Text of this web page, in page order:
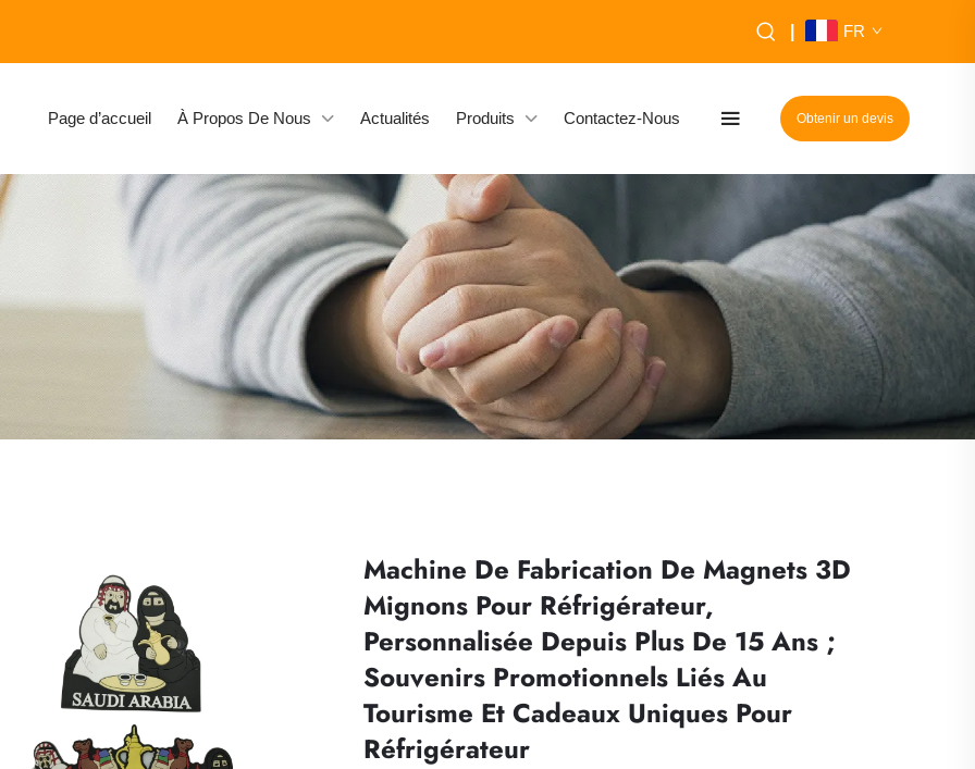
FR
Page d’accueil À Propos De Nous Actualités Produits Contactez-Nous Obtenir un devis
Machine De Fabrication De Magnets 3D
Mignons Pour Réfrigérateur,
Personnalisée Depuis Plus De 15 Ans ;
Souvenirs Promotionnels Liés Au
Tourisme Et Cadeaux Uniques Pour
Réfrigérateur